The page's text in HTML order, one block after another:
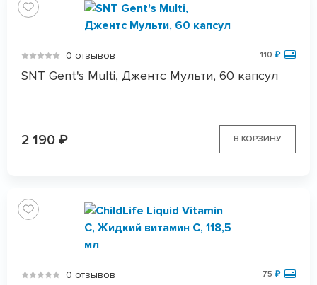
0 отзывов 110 ₽
SNT Gent's Multi, Джентс Мульти, 60 капсул
2 190 ₽ В КОРЗИНУ
0 отзывов 75 ₽